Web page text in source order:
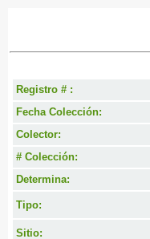
Registro # :
Fecha Colección:
Colector:
# Colección:
Determina:
Tipo:
Sitio: